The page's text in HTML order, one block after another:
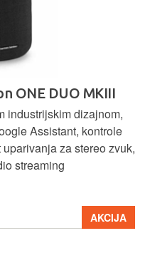
ONE DUO MKIII
industrijskim dizajnom,
Assistant, kontrole
za stereo zvuk,
streaming
AKCIJA